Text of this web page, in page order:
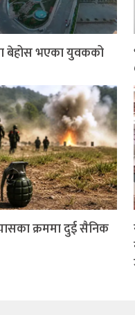
बेहोस भएका युवकको
क्रममा दुई सैनिक